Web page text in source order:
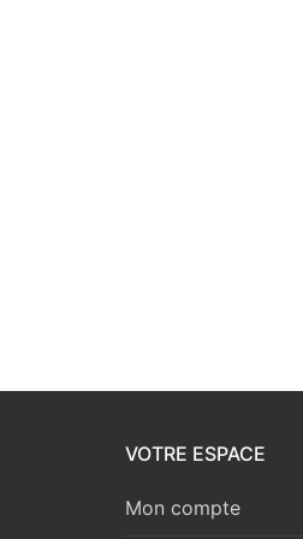
VOTRE ESPACE
Mon compte